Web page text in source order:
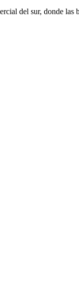
del sur, donde las